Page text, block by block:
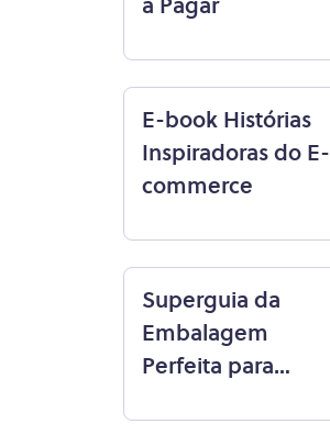
a Pagar
E-book Histórias
Inspiradoras do E-
commerce
Superguia da
Embalagem
Perfeita para